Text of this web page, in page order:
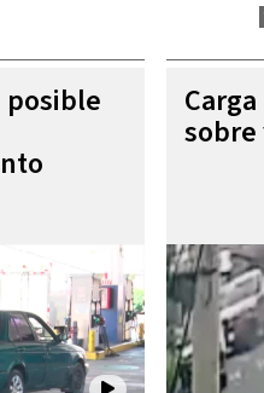
sobre